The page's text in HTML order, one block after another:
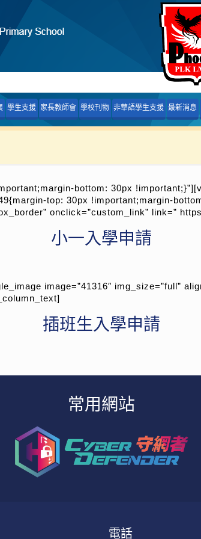
學生支援 家長教師會 學校刊物 非華語學生支援 最新消息
bottom: 30px
top: 30px !important;margin-
onclick=”custom_link” link=”
小一入學申請
image=”41316″ img_size=”full”
插班生入學申請
常用網站
電話